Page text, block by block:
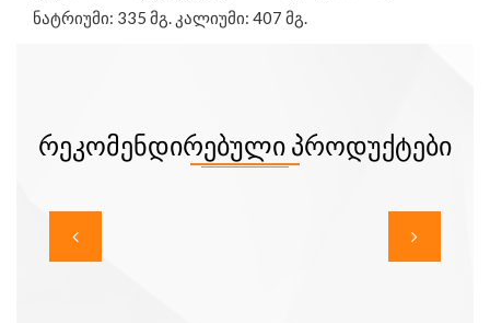
ნატრიუმი: 335 მგ. კალიუმი: 407 მგ.
ᲠᲔᲙᲝᲛᲔᲜᲓᲘᲠᲔᲑᲣᲚᲘ ᲞᲠᲝᲓᲣᲥᲢᲔᲑᲘ